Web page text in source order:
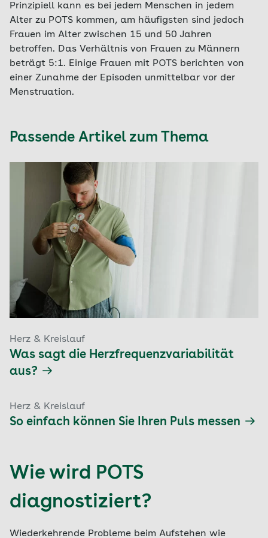
Prinzipiell kann es bei jedem Menschen in jedem
Alter zu POTS kommen, am häufigsten sind jedoch
Frauen im Alter zwischen 15 und 50 Jahren
betroffen. Das Verhältnis von Frauen zu Männern
beträgt 5:1. Einige Frauen mit POTS berichten von
einer Zunahme der Episoden unmittelbar vor der
Menstruation.
Passende Artikel zum Thema
Herz & Kreislauf
Was sagt die Herzfrequenzvariabilität
aus?
Herz & Kreislauf
So einfach können Sie Ihren Puls messen
Wie wird POTS
diagnostiziert?
Wiederkehrende Probleme beim Aufstehen wie